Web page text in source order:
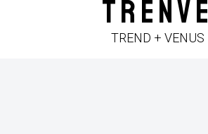
TRENVE
TREND + VENUS